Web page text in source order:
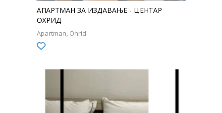
АПАРТМАН ЗА ИЗДАВАЊЕ - ЦЕНТАР
ОХРИД
Apartman Ohrid